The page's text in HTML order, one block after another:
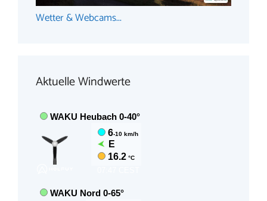
Wetter & Webcams...
Aktuelle Windwerte